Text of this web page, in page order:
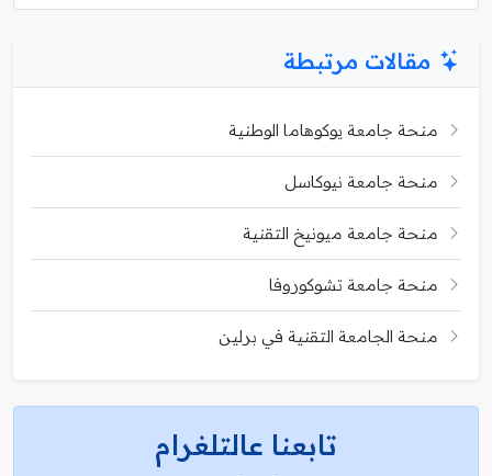
مقالات مرتبطة
منحة جامعة يوكوهاما الوطنية
منحة جامعة نيوكاسل
منحة جامعة ميونيخ التقنية
منحة جامعة تشوكوروفا
منحة الجامعة التقنية في برلين
تابعنا عالتلغرام